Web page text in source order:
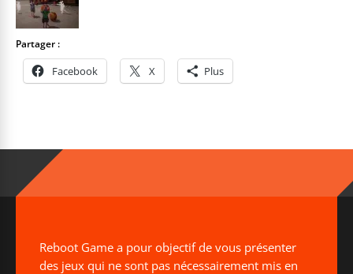
Partager :
Facebook X Plus
Reboot Game a pour objectif de vous présenter
des jeux qui ne sont pas nécessairement mis en